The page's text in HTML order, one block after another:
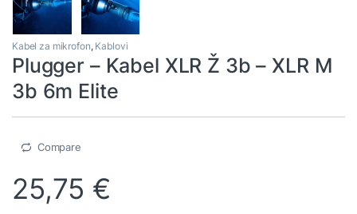
Kabel za mikrofon, Kablovi
Plugger – Kabel XLR Ž 3b – XLR M
3b 6m Elite
Compare
25,75 €